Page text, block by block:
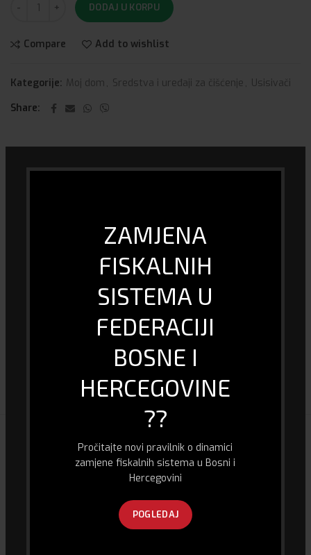
ZAMJENA
FISKALNIH
SISTEMA U
FEDERACIJI
BOSNE I
HERCEGOVINE
??
Pročitajte novi pravilnik o dinamici
zamjene fiskalnih sistema u Bosni i
Hercegovini
POGLEDAJ
DODAJ U KORPU
Compare Add to wishlist
Kategorije: Moj dom , Sredstva i uređaji za čišćenje , Usisivači
Share
DOSTAVA I PLAĆANJE